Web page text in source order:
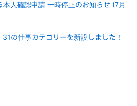
本人確認申請 一時停止のお知らせ (7月
の仕事カテゴリーを新設しました！